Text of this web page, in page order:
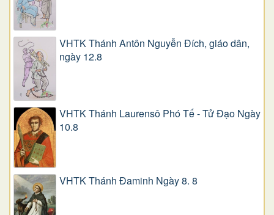
VHTK Thánh Antôn Nguyễn Ðích, giáo dân,
ngày 12.8
VHTK Thánh Laurensô Phó Tế - Tử Đạo Ngày
10.8
VHTK Thánh Đaminh Ngày 8. 8